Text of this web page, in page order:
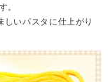
。
いパスタに仕上がり